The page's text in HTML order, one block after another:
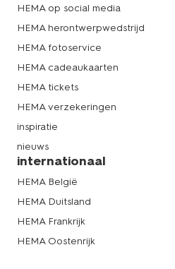
HEMA op social media
HEMA herontwerpwedstrijd
HEMA fotoservice
HEMA cadeaukaarten
HEMA tickets
HEMA verzekeringen
inspiratie
nieuws
internationaal
HEMA België
HEMA Duitsland
HEMA Frankrijk
HEMA Oostenrijk